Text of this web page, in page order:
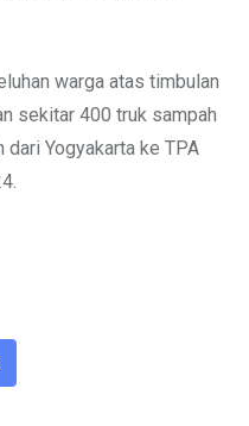
warga atas timbulan
sekitar 400 truk sampah
Yogyakarta ke TPA